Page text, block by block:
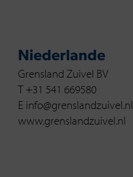
Niederlande
Grensland Zuivel BV
T +31 541 669580
E info@grenslandzuivel.nl
www.grenslandzuivel.nl